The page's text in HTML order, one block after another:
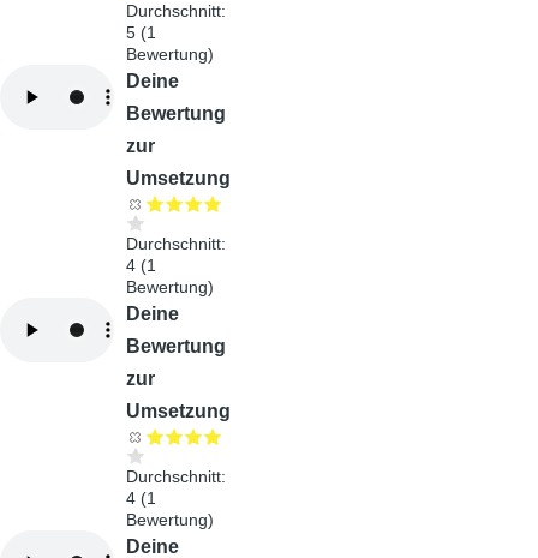
Durchschnitt:
5 (1
Bewertung)
Deine
Bewertung
zur
Umsetzung
Durchschnitt:
4 (1
Bewertung)
Deine
Bewertung
zur
Umsetzung
Durchschnitt:
4 (1
Bewertung)
Deine